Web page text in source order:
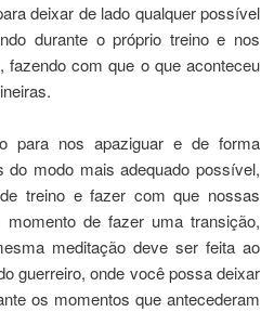
deixar de lado qualquer possível
durante o próprio treino e nos
fazendo com que o que aconteceu
para nos apaziguar e de forma
modo mais adequado possível,
treino e fazer com que nossas
de fazer uma transição,
meditação deve ser feita ao
guerreiro, onde você possa deixar
os momentos que antecederam